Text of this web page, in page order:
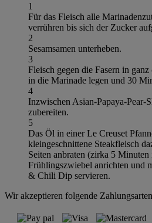
1
Für das Fleisch alle
verrühren bis sich der Zucker
2
Sesamsamen unterheben.
3
Fleisch gegen die Fasern in
in die Marinade legen und 30
4
Inzwischen Asian-Papaya-
zubereiten.
5
Das Öl in einer Le Creuset
kleingeschnittene Steakfleisch
Seiten anbraten (zirka 5
Frühlingszwiebel anrichten und
& Chili Dip servieren.
Wir akzeptieren folgende Zahlungsarten